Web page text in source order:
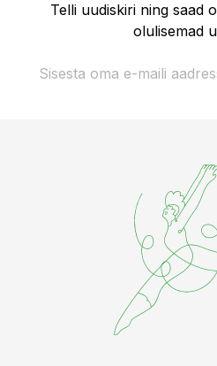
Telli uudiskiri ning saad
olulisemad